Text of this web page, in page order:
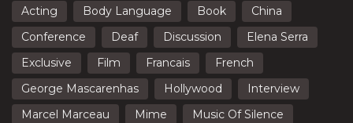
Acting Body Language Book
China
Conference
Deaf Discussion
Elena Serra
Exclusive
Film Francais
French
George Mascarenhas
Hollywood
Interview
Marcel Marceau
Mime
Music Of Silence